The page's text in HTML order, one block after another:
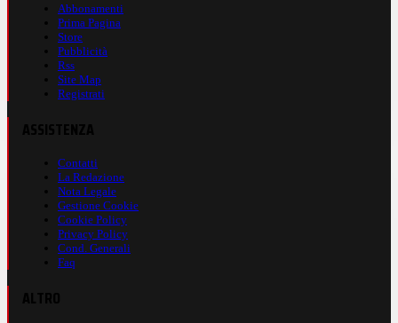
Abbonamenti
Prima Pagina
Store
Pubblicità
Rss
Site Map
Registrati
Contatti
La Redazione
Nota Legale
Gestione Cookie
Cookie Policy
Privacy Policy
Cond. Generali
Faq